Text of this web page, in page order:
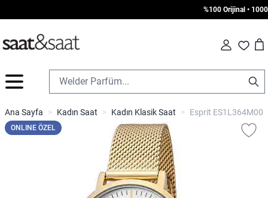
%100 Orijinal • 1000
Fav Cart
İçeriğe geç
Ana Sayfa > Kadın Saat > Kadın Klasik Saat > Esprit
ONLINE ÖZEL